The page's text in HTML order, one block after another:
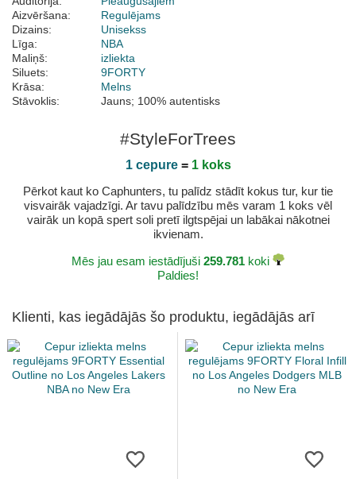
Aizvēršana:
Regulējams
Dizains:
Unisekss
Līga:
NBA
Maliņš:
izliekta
Siluets:
9FORTY
Krāsa:
Melns
Stāvoklis:
Jauns; 100% autentisks
#StyleForTrees
1 cepure= 1 koks
Pērkot kaut ko Caphunters, tu palīdz stādīt kokus tur, kur tie
visvairāk vajadzīgi. Ar tavu palīdzību mēs varam 1 koks vēl
vairāk un kopā spert soli pretī ilgtspējai un labākai nākotnei
ikvienam.
Mēs jau esam iestādījuši 259.781 koki
Paldies!
Klienti, kas iegādājās šo produktu, iegādājās arī